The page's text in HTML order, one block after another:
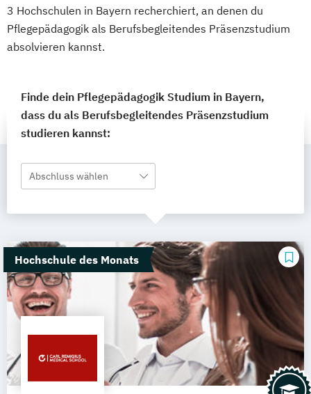
3 Hochschulen in Bayern recherchiert, an denen du
Pflegepädagogik als Berufsbegleitendes Präsenzstudium
absolvieren kannst.
Finde dein Pflegepädagogik Studium in Bayern,
dass du als Berufsbegleitendes Präsenzstudium
studieren kannst:
Abschluss wählen
Hochschule des Monats